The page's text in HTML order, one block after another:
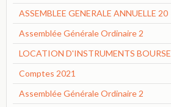
ASSEMBLEE GENERALE ANNUELLE 20
Assemblée Générale Ordinaire 2
LOCATION D'INSTRUMENTS BOURSE
Comptes 2021
Assemblée Générale Ordinaire 2